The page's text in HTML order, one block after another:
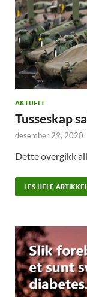
AKTUELT
Tusseskap
desember 29, 2020
Dette overgikk
LES HELE